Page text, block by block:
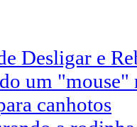
Desligar e
um "mouse"
canhotos